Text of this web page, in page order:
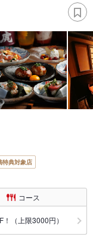
特典対象店
コース
（上限3000円）